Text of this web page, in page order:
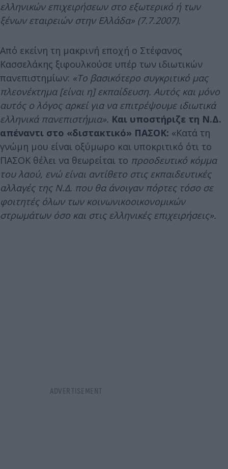
ελληνικών επιχειρήσεων στο εξωτερικό ή των
ξένων εταιρειών στην Ελλάδα» (7.7.2007).
Από εκείνη τη μακρινή εποχή ο Στέφανος
Κασσελάκης ξιφουλκούσε υπέρ των ιδιωτικών
πανεπιστημίων: «Το βασικότερο συγκριτικό µας
πλεονέκτημα [είναι η] εκπαίδευση. Αυτός και µόνο
αυτός ο λόγος αρκεί για να επιτρέψουμε ιδιωτικά
ελληνικά πανεπιστήμια». Και υποστήριζε τη Ν.Δ.
απέναντι στο «διστακτικό» ΠΑΣΟΚ: «Κατά τη
γνώμη µου είναι οξύμωρο και υποκριτικό ότι το
ΠΑΣΟΚ θέλει να θεωρείται το προοδευτικό κόμμα
του λαού, ενώ είναι αντίθετο στις εκπαιδευτικές
αλλαγές της Ν.Δ. που θα άνοιγαν πόρτες τόσο σε
φοιτητές όλων των κοινωνικοοικονοµικών
στρωμάτων όσο και στις ελληνικές επιχειρήσεις».